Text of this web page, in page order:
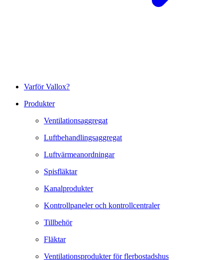
Varför Vallox?
Produkter
Ventilationsaggregat
Luftbehandlingsaggregat
Luftvärmeanordningar
Spisfläktar
Kanalprodukter
Kontrollpaneler och kontrollcentraler
Tillbehör
Fläktar
Ventilationsprodukter för flerbostadshus